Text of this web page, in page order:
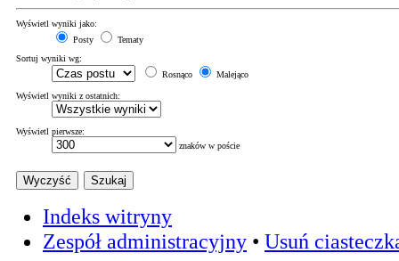
Wyświetl wyniki jako:
Posty
Tematy
Sortuj wyniki wg:
Rosnąco
Malejąco
Wyświetl wyniki z ostatnich:
Wyświetl pierwsze:
znaków w poście
Indeks witryny
Zespół administracyjny • Usuń